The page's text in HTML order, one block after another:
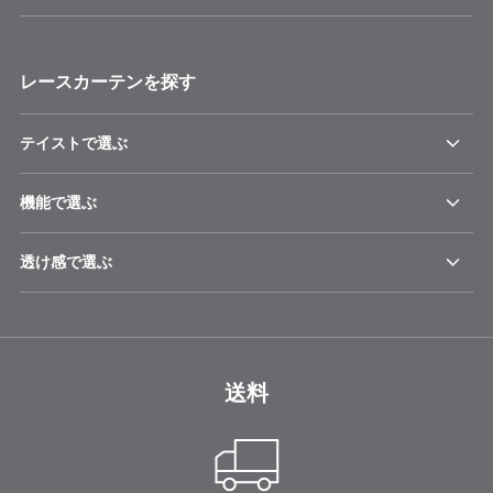
レースカーテンを探す
テイストで選ぶ
機能で選ぶ
透け感で選ぶ
送料